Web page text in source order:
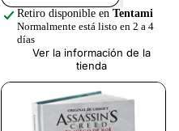
Retiro disponible en Tentami
Normalmente está listo en 2 a 4
días
Ver la información de la
tienda